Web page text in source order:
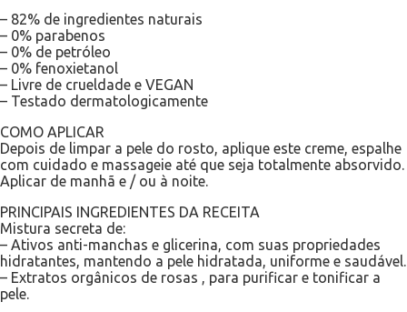
– 82% de ingredientes naturais
– 0% parabenos
– 0% de petróleo
– 0% fenoxietanol
– Livre de crueldade e VEGAN
– Testado dermatologicamente
COMO APLICAR
Depois de limpar a pele do rosto, aplique este creme, espalhe
com cuidado e massageie até que seja totalmente absorvido.
Aplicar de manhã e / ou à noite.
PRINCIPAIS INGREDIENTES DA RECEITA
Mistura secreta de:
– Ativos anti-manchas e glicerina, com suas propriedades
hidratantes, mantendo a pele hidratada, uniforme e saudável.
– Extratos orgânicos de rosas , para purificar e tonificar a
pele.